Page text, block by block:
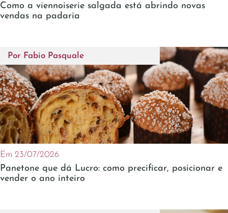
Como a viennoiserie salgada está abrindo novas
vendas na padaria
Por Fabio Pasquale
Em 23/07/2026
Panetone que dá Lucro: como precificar, posicionar e
vender o ano inteiro